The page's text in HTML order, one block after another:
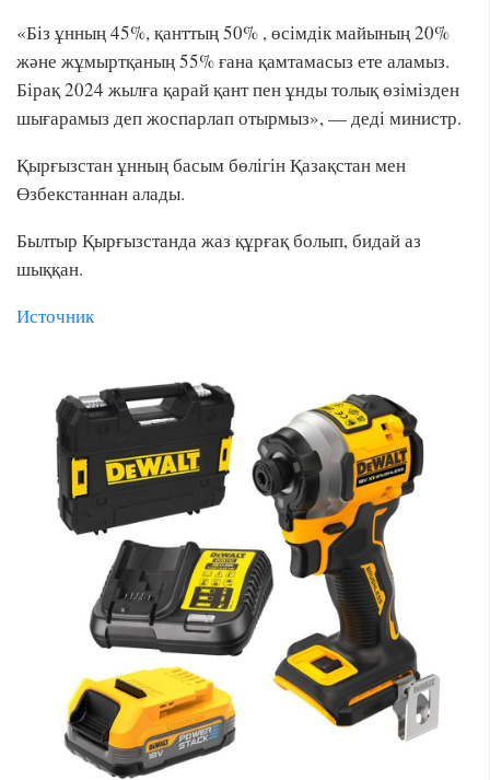
«Біз ұнның 45%, қанттың 50% , өсімдік майының 20%
және жұмыртқаның 55% ғана қамтамасыз ете аламыз.
Бірақ 2024 жылға қарай қант пен ұнды толық өзімізден
шығарамыз деп жоспарлап отырмыз», — деді министр.
Қырғызстан ұнның басым бөлігін Қазақстан мен
Өзбекстаннан алады.
Былтыр Қырғызстанда жаз құрғақ болып, бидай аз
шыққан.
Источник